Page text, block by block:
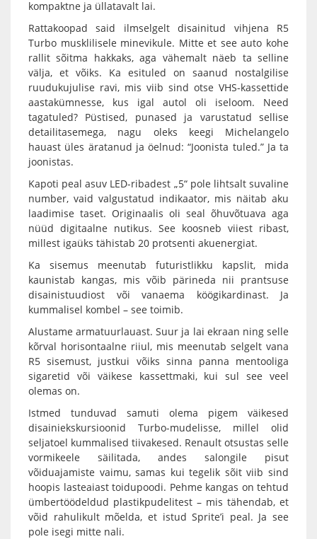
kompaktne ja üllatavalt lai.
Rattakoopad said ilmselgelt disainitud vihjena R5
Turbo musklilisele minevikule. Mitte et see auto kohe
rallit sõitma hakkaks, aga vähemalt näeb ta selline
välja, et võiks. Ka esituled on saanud nostalgilise
ruudukujulise ravi, mis viib sind otse VHS-kassettide
aastakümnesse, kus igal autol oli iseloom. Need
tagatuled? Püstised, punased ja varustatud sellise
detailitasemega, nagu oleks keegi Michelangelo
hauast üles äratanud ja öelnud: “Joonista tuled.” Ja ta
joonistas.
Kapoti peal asuv LED-ribadest „5“ pole lihtsalt suvaline
number, vaid valgustatud indikaator, mis näitab aku
laadimise taset. Originaalis oli seal õhuvõtuava aga
nüüd digitaalne nutikus. See koosneb viiest ribast,
millest igaüks tähistab 20 protsenti akuenergiat.
Ka sisemus meenutab futuristlikku kapslit, mida
kaunistab kangas, mis võib pärineda nii prantsuse
disainistuudiost või vanaema köögikardinast. Ja
kummalisel kombel – see toimib.
Alustame armatuurlauast. Suur ja lai ekraan ning selle
kõrval horisontaalne riiul, mis meenutab selgelt vana
R5 sisemust, justkui võiks sinna panna mentooliga
sigaretid või väikese kassettmaki, kui sul see veel
olemas on.
Istmed tunduvad samuti olema pigem väikesed
disainiekskursioonid Turbo-mudelisse, millel olid
seljatoel kummalised tiivakesed. Renault otsustas selle
vormikeele säilitada, andes salongile pisut
võiduajamiste vaimu, samas kui tegelik sõit viib sind
hoopis lasteaiast toidupoodi. Pehme kangas on tehtud
ümbertöödeldud plastikpudelitest – mis tähendab, et
võid rahulikult mõelda, et istud Sprite’i peal. Ja see
pole isegi mitte nali.